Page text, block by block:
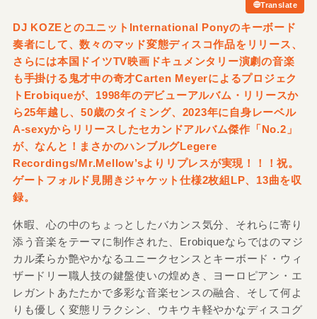
Translate
DJ KOZEとのユニットInternational Ponyのキーボード
奏者にして、数々のマッド変態ディスコ作品をリリース、
さらには本国ドイツTV映画ドキュメンタリー演劇の音楽
も手掛ける鬼才中の奇才Carten Meyerによるプロジェク
トErobiqueが、1998年のデビューアルバム・リリースか
ら25年越し、50歳のタイミング、2023年に自身レーベル
A-sexyからリリースしたセカンドアルバム傑作「No.2」
が、なんと！まさかのハンブルグLegere
Recordings/Mr.Mellow’sよりリプレスが実現！！！祝。
ゲートフォルド見開きジャケット仕様2枚組LP、13曲を収
録。
休暇、心の中のちょっとしたバカンス気分、それらに寄り
添う音楽をテーマに制作された、Erobiqueならではのマジ
カル柔らか艶やかなるユニークセンスとキーボード・ウィ
ザードリー職人技の鍵盤使いの煌めき、ヨーロピアン・エ
レガントあたたかで多彩な音楽センスの融合、そして何よ
りも優しく変態リラクシン、ウキウキ軽やかなディスコグ